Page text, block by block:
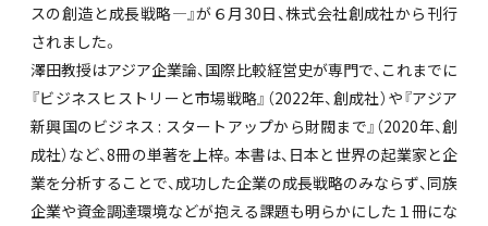
スの創造と成長戦略―』が６月30日、株式会社創成社から刊行
されました。
澤田教授はアジア企業論、国際比較経営史が専門で、これまでに
『ビジネスヒストリーと市場戦略』（2022年、創成社）や『アジア
新興国のビジネス : スタートアップから財閥まで』（2020年、創
成社）など、8冊の単著を上梓。本書は、日本と世界の起業家と企
業を分析することで、成功した企業の成長戦略のみならず、同族
企業や資金調達環境などが抱える課題も明らかにした１冊にな